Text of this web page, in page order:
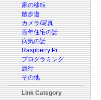
家の移転
散歩道
カメラ/写真
百年住宅の話
病気の話
Raspberry Pi
プログラミング
旅行
その他
Link Category